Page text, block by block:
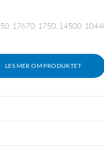
LES MER OM PRODUKTET
17670, 1750, 14500,